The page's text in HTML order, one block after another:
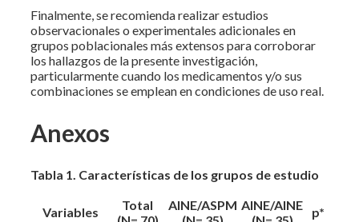
Finalmente, se recomienda realizar estudios
observacionales o experimentales adicionales en
grupos poblacionales más extensos para corroborar
los hallazgos de la presente investigación,
particularmente cuando los medicamentos y/o sus
combinaciones se emplean en condiciones de uso real.
Anexos
Tabla 1. Características de los grupos de estudio
Variables
Total
AINE/ASPM AINE/AINE
p*